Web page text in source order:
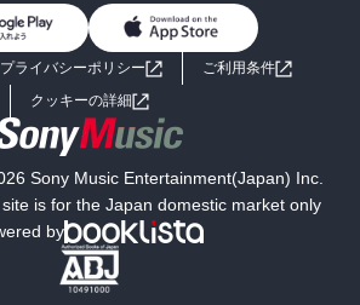
男子向けラノベ
小説
海外小説
SF
文学
お問い合わせ
プライバシーポリシー
ご利用条件
クッキーの詳細
Sony Music Entertainment(Japan) Inc.
is for the Japan domestic market only
by